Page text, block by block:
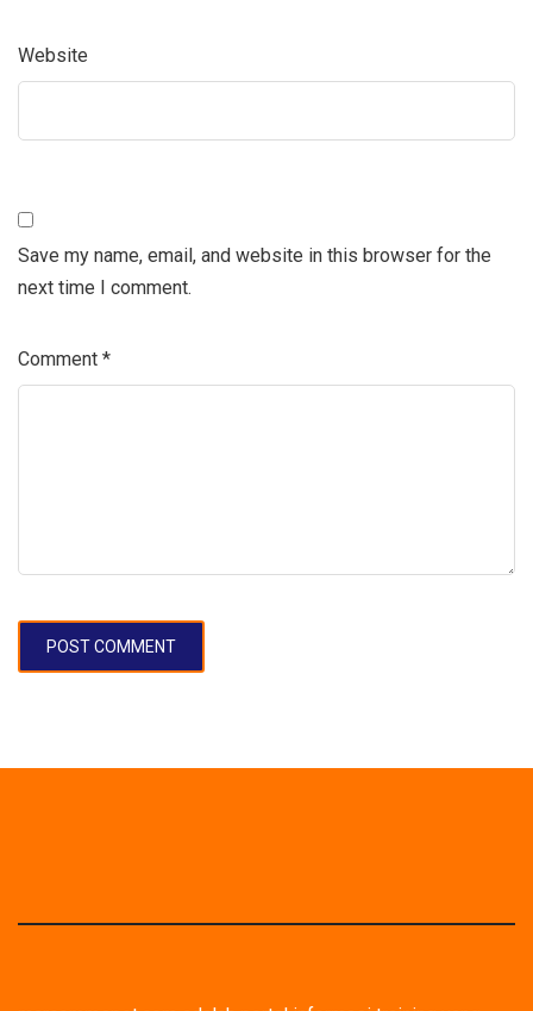
Website
Save my name, email, and website in this browser for the
next time I comment.
Comment *